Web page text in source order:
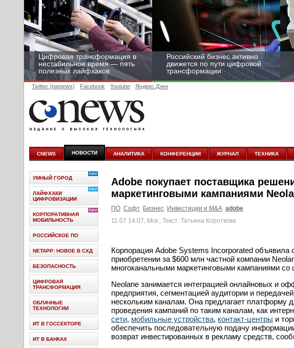
Цифровая трансформация в
нестабильное время — пять
полезных лайфхаков
Российский бизнес активно
движется по пути цифровой
трансформации
Twitter (topnews) Facebook Youtube Яндекс.Дзен
CNEWS НОВОСТИ АНАЛИТИКА КОНФЕРЕНЦИИ ЖУРНАЛ ТЕХНИКА
Adobe покупает поставщика
маркетинговыми кампаниями
ПО Софт Бизнес Инвестиции и M&A adobe
11.07 14:07, Мск , Текст: Татьяна Короткова
Корпорация Adobe Systems Incorporated объявила
приобретении за $600 млн частной компании
многоканальными маркетинговыми кампаниями со
Neolane занимается интеграцией онлайновых и
предприятия, сегментацией аудитории и
нескольким каналам. Она предлагает платформу
проведения кампаний по таким каналам, как
сети, мобильные устройства, контакт-центры и
обеспечить последовательную подачу
возврат инвестированных в рекламу средств,
УМНЫЙ ГОРОД
ЛАЙФХАКИ
ЦИФРОВИЗАЦИИ
КОРПОРАТИВНАЯ
МОБИЛЬНОСТЬ
РОССИЙСКОЕ ПО
NETAPP: НОВОЕ В СХД
БЕЗОПАСНОСТЬ
ЦИФРОВАЯ
ТРАНСФОРМАЦИЯ
ОБЛАЧНЫЕ
ТЕХНОЛОГИИ
ИТ В ГОССЕКТОРЕ
ИТ В БАНКАХ